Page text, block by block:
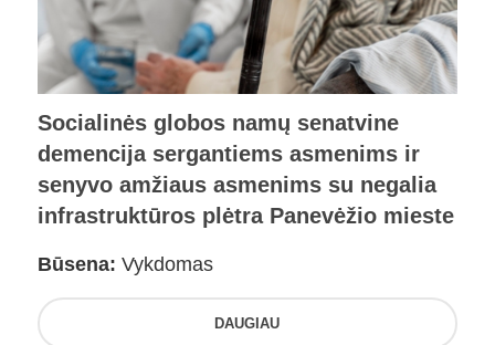
Socialinės globos namų senatvine
demencija sergantiems asmenims ir
senyvo amžiaus asmenims su negalia
infrastruktūros plėtra Panevėžio mieste
Būsena: Vykdomas
DAUGIAU